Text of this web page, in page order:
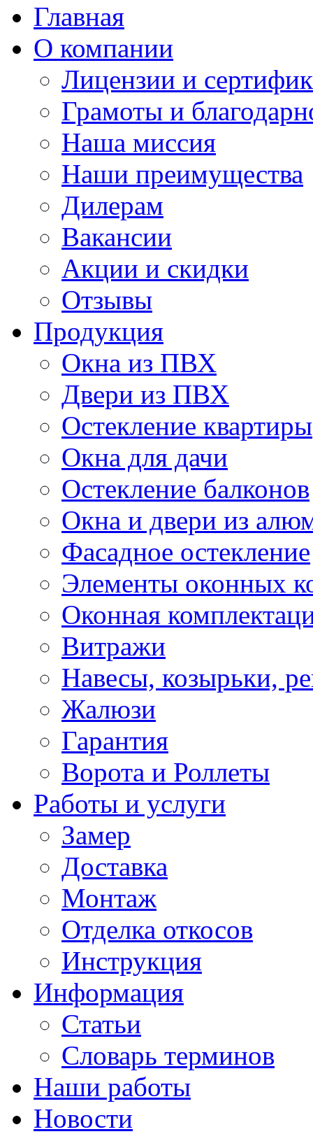
Главная
О компании
Лицензии и
Грамоты и
Наша миссия
Наши преимущества
Дилерам
Вакансии
Акции и скидки
Отзывы
Продукция
Окна из ПВХ
Двери из ПВХ
Остекление квартиры
Окна для дачи
Остекление балконов
Окна и двери из
Фасадное остекление
Элементы оконных
Оконная
Витражи
Навесы, козырьки,
Жалюзи
Гарантия
Ворота и Роллеты
Работы и услуги
Замер
Доставка
Монтаж
Отделка откосов
Инструкция
Информация
Статьи
Словарь терминов
Наши работы
Новости